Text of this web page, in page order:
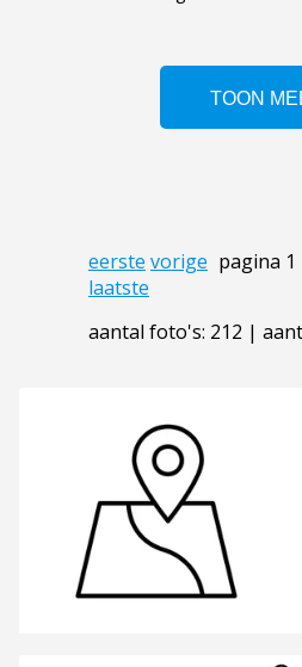
eerste vorige pagina 1
laatste
aantal foto's: 212 |